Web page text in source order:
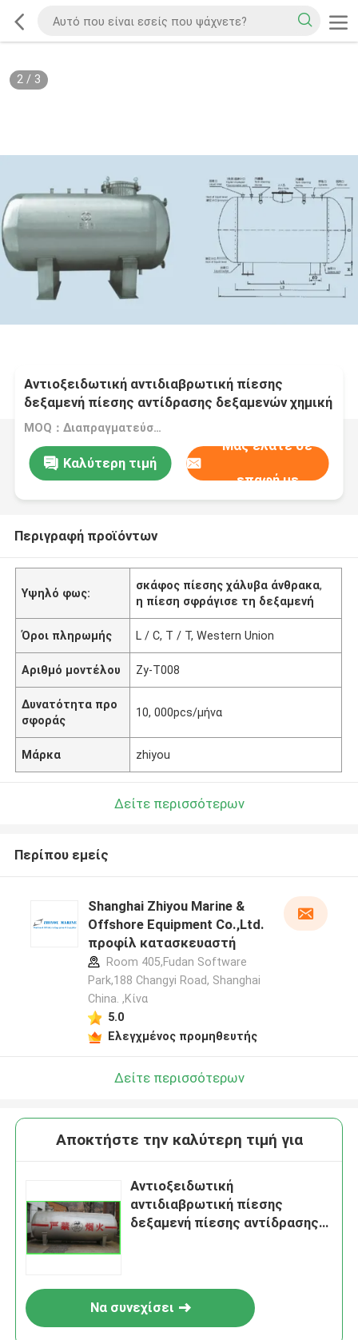
2/ 3
Αντιοξειδωτική αντιδιαβρωτική πίεσης
δεξαμενή πίεσης αντίδρασης δεξαμενών χημική
βιολογική
MOQ：Διαπραγματεύσιμο
Καλύτερη τιμή
Μας ελάτε σε
επαφή με
Περιγραφή προϊόντων
Υψηλό φως:
σκάφος πίεσης χάλυβα άνθρακα,
η πίεση σφράγισε τη δεξαμενή
Όροι πληρωμής L / C, T / T, Western Union
Αριθμό μοντέλου Zy-T008
Δυνατότητα προ
σφοράς
10, 000pcs/μήνα
Μάρκα zhiyou
Δείτε περισσότερων
Περίπου εμείς
Shanghai Zhiyou Marine &
Offshore Equipment Co.,Ltd.
προφίλ κατασκευαστή
Room 405,Fudan Software
Park,188 Changyi Road, Shanghai
China. ,Κίνα
5.0
Ελεγχμένος προμηθευτής
Δείτε περισσότερων
Αποκτήστε την καλύτερη τιμή για
Αντιοξειδωτική
αντιδιαβρωτική πίεσης
δεξαμενή πίεσης αντίδρασης
Να συνεχίσει